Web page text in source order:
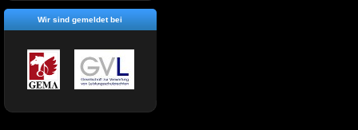
Wir sind gemeldet bei